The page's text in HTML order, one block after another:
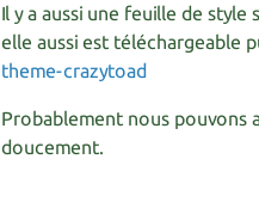
Il y a aussi une feuille de style
elle aussi est téléchargeable
theme-crazytoad
Probablement nous pouvons
doucement.